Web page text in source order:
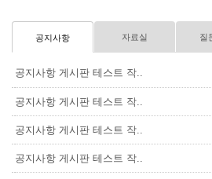
공지사항 자료실 질
공지사항 게시판 테스트 작..
공지사항 게시판 테스트 작..
공지사항 게시판 테스트 작..
공지사항 게시판 테스트 작..